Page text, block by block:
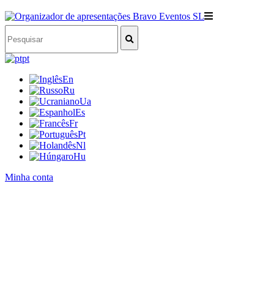
pt
En
Ru
Ua
Es
Fr
Pt
Nl
Hu
Minha conta